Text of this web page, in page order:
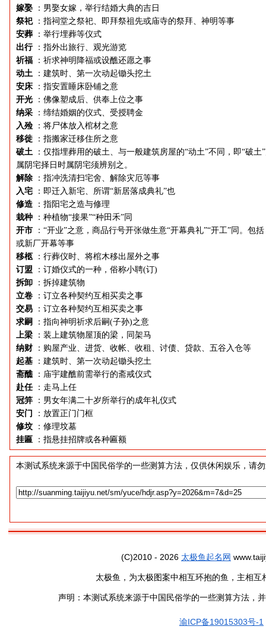
嫁娶
：男娶女嫁，举行结婚大典的吉日
祭祀 ：指祠堂之祭祀、即拜祭祖先或庙寺的祭拜、神明等事
安葬
：举行埋葬等仪式
出行 ：指外出旅行、观光游览
祈福
：祈求神明降福或设醮还愿之事
动土
：建筑时、第一次动起锄头挖土
安床
：指安置睡床卧铺之意
开光
：佛像塑成后、供奉上位之事
纳采
：缔结婚姻的仪式、受授聘金
入殓
：将尸体放入棺材之意
移徙
：指搬家迁移住所之意
破土
：仅指埋葬用的破土、与一般建筑房屋的“动土”不同，即“破
属阴宅择日时属阴宅须辨别之。
解除
：指冲洗清扫宅舍、解除灾厄等事
入宅
：即迁入新宅、所谓“新居落成典礼”也
修造
：指阳宅之造与修理
栽种
：种植物“接果”“种田禾”同
开市
：“开业”之意，商品行号开张做生意“开幕典礼”“开工”同。
或新厂开幕等事
移柩
：行葬仪时、将棺木移出屋外之事
订盟
：订婚仪式的一种，俗称小聘(订)
拆卸
：拆掉建筑物
立卷
：订立各种契约互相买卖之事
交易
：订立各种契约互相买卖之事
求嗣
：指向神明祈求后嗣(子孙)之意
上梁
：装上建筑物屋顶的梁，同架马
纳财
：购屋产业、进货、收帐、收租、讨债、贷款、五谷入仓等
起基
：建筑时、第一次动起锄头挖土
斋醮 ：庙宇建醮前需举行的斋戒仪式
赴任 ：走马上任
冠笄
：男女年满二十岁所举行的成年礼仪式
安门
：放置正门门框
修坟
：修理坟墓
挂匾
：指悬挂招牌或各种匾额
本测试系统来源于中国民俗学的一些测算方法，仅供休闲娱乐，请
(C)2010 - 2026 太极鱼起名网
太极鱼，为太极图案中相互环抱的鱼，主相
声明：本测试系统来源于中国民俗学的一些测算方法，
渝ICP备19015303号-1